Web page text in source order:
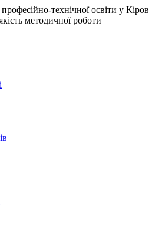
технічної освіти у
методичної роботи